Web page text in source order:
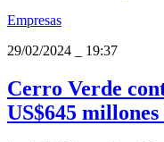
Empresas
29/02/2024
19:37
Cerro Verde
US$645